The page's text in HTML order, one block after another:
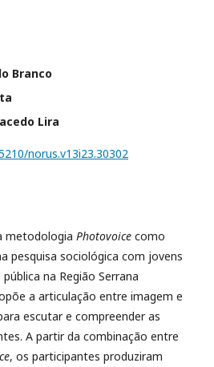
Branco
Lira
norus.v13i23.30302
metodologia Photovoice como
pesquisa sociológica com jovens
na Região Serrana
a articulação entre imagem e
escutar e compreender as
A partir da combinação entre
, os participantes produziram